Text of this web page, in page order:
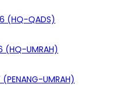
(HQ-QADS)
(HQ-UMRAH)
UMRAH)